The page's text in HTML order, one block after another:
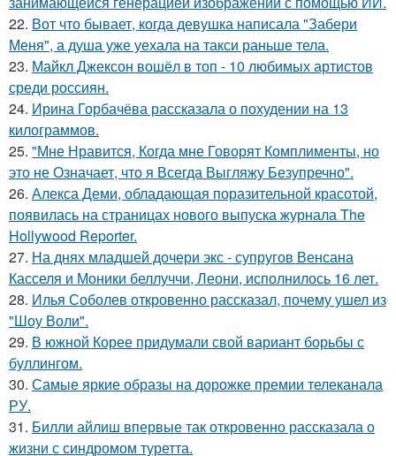
22. Вот что бывает, когда девушка написала "Забери
Меня", а душа уже уехала на такси раньше тела.
23. Майкл Джексон вошёл в топ - 10 любимых артистов
среди россиян.
24. Ирина Горбачёва рассказала о похудении на 13
килограммов.
25. "Мне Нравится, Когда мне Говорят Комплименты, но
это не Означает, что я Всегда Выгляжу Безупречно".
26. Алекса Деми, обладающая поразительной красотой,
появилась на страницах нового выпуска журнала The
Hollywood Reporter.
27. На днях младшей дочери экс - супругов Венсана
Касселя и Моники беллуччи, Леони, исполнилось 16 лет.
28. Илья Соболев откровенно рассказал, почему ушел из
"Шоу Воли".
29. В южной Корее придумали свой вариант борьбы с
буллингом.
30. Самые яркие образы на дорожке премии телеканала
РУ.
31. Билли айлиш впервые так откровенно рассказала о
жизни с синдромом туретта.